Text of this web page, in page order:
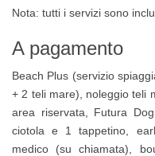
Nota: tutti i servizi sono
A pagamento
Beach Plus (servizio
+ 2 teli mare), noleggio teli
area riservata, Futura
ciotola e 1 tappetino,
medico (su chiamata),